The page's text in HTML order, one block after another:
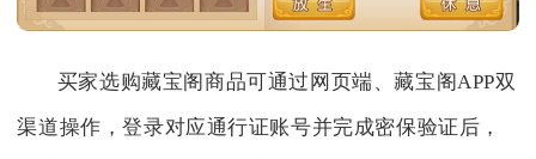
买家选购藏宝阁商品可通过网页端、藏宝阁APP双
渠道操作，登录对应通行证账号并完成密保验证后，